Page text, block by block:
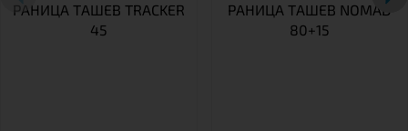
РАНИЦА TАШЕВ TRACKER
45
РАНИЦА ТАШЕВ NOMAD
80+15